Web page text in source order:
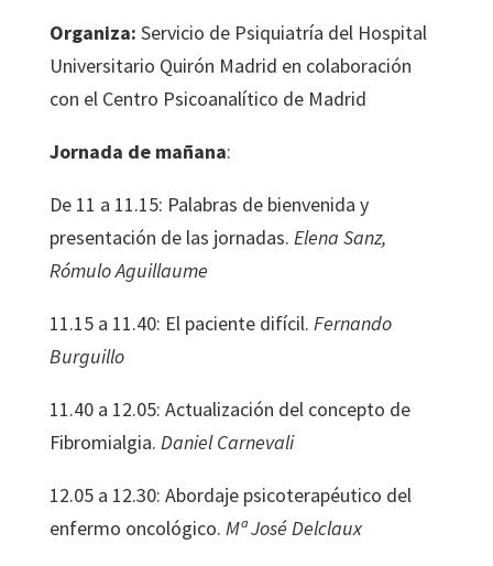
Organiza: Servicio de Psiquiatría del Hospital
Universitario Quirón Madrid en colaboración
con el Centro Psicoanalítico de Madrid
Jornada de mañana:
De 11 a 11.15: Palabras de bienvenida y
presentación de las jornadas. Elena Sanz,
RómuloAguillaume
11.15 a 11.40: El paciente difícil. Fernando
Burguillo
11.40 a 12.05: Actualización del concepto de
Fibromialgia. Daniel Carnevali
12.05 a 12.30: Abordaje psicoterapéutico del
enfermo oncológico. MªJosé Delclaux